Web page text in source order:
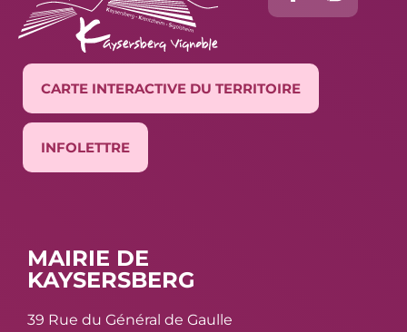
CARTE INTERACTIVE DU TERRITOIRE
INFOLETTRE
MAIRIE DE
KAYSERSBERG
39 Rue du Général de Gaulle